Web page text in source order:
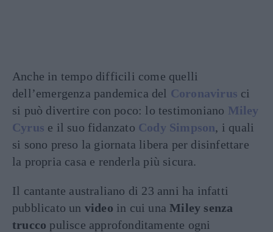
Anche in tempo difficili come quelli
dell’emergenza pandemica del Coronavirus ci
si può divertire con poco: lo testimoniano Miley
Cyrus e il suo fidanzato Cody Simpson, i quali
si sono preso la giornata libera per disinfettare
la propria casa e renderla più sicura.
Il cantante australiano di 23 anni ha infatti
pubblicato un video in cui unaMiley senza
trucco pulisce approfonditamente ogni